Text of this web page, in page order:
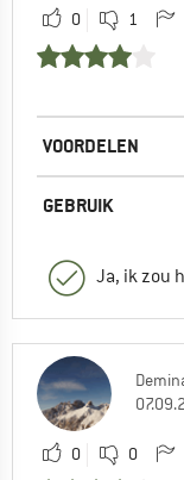
0 1
VOORDELEN
GEBRUIK
Ja, ik zou
0 0